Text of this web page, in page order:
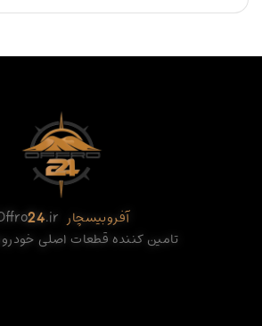
آفروبیسچار 24.ir
تامین کننده قطعات اصلی